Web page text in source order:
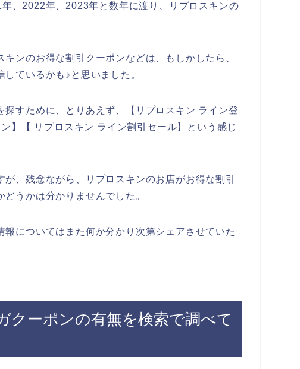
、2022年、2023年と数年に渡り、リプロスキンの
ンのお得な割引クーポンなどは、もしかしたら、
ているかも♪と思いました。
すために、とりあえず、【リプロスキン ライン登
】【 リプロスキン ライン割引セール】という感じ
、残念ながら、リプロスキンのお店がお得な割引
うかは分かりませんでした。
についてはまた何か分かり次第シェアさせていた
クーポンの有無を検索で調べて